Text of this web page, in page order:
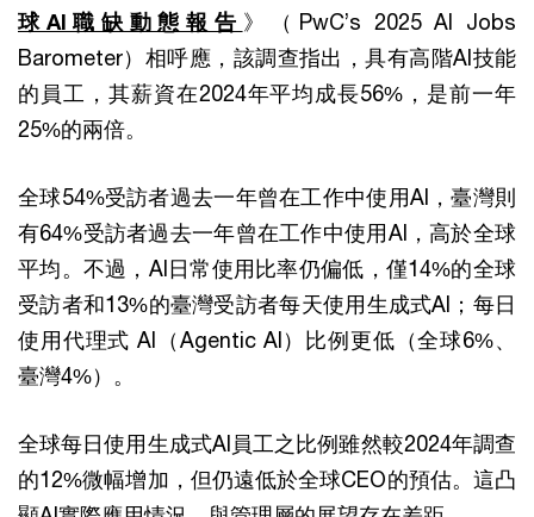
球AI職缺動態報告 》（PwC’s 2025 AI Jobs
Barometer）相呼應，該調查指出，具有高階AI技能
的員工，其薪資在2024年平均成長56%，是前一年
25%的兩倍。
全球54%受訪者過去一年曾在工作中使用AI，臺灣則
有64%受訪者過去一年曾在工作中使用AI，高於全球
平均。不過，AI日常使用比率仍偏低，僅14%的全球
受訪者和13%的臺灣受訪者每天使用生成式AI；每日
使用代理式 AI（Agentic AI）比例更低（全球6%、
臺灣4%）。
全球每日使用生成式AI員工之比例雖然較2024年調查
的12%微幅增加，但仍遠低於全球CEO的預估。這凸